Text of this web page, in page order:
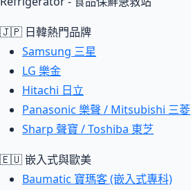
🇯🇵 日韓熱門品牌
Samsung 三星
LG 樂金
Hitachi 日立
Panasonic 樂聲 / Mitsubishi 三菱
Sharp 聲寶 / Toshiba 東芝
🇪🇺 嵌入式與歐美
Baumatic 寶瑪客 (嵌入式專科)